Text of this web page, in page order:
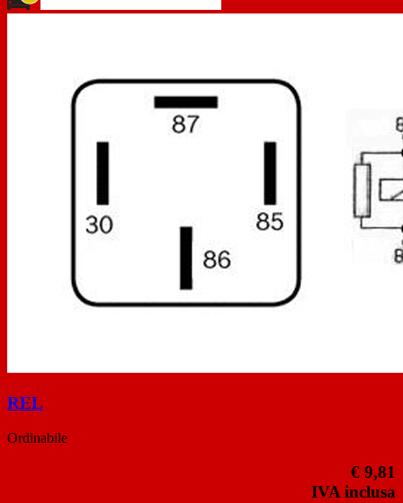
REL
Ordinabile
€ 9,81
IVA inclusa